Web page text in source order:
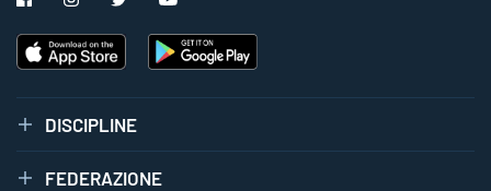
DISCIPLINE
FEDERAZIONE